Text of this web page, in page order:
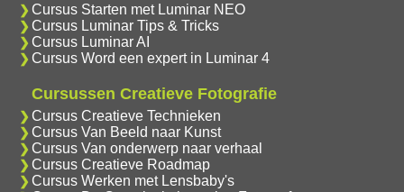
Cursus Starten met Luminar NEO
Cursus Luminar Tips & Tricks
Cursus Luminar AI
Cursus Word een expert in Luminar 4
Cursussen Creatieve Fotografie
Cursus Creatieve Technieken
Cursus Van Beeld naar Kunst
Cursus Van onderwerp naar verhaal
Cursus Creatieve Roadmap
Cursus Werken met Lensbaby's